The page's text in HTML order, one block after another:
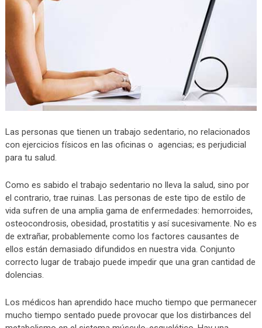
Las personas que tienen un trabajo sedentario, no relacionados
con ejercicios físicos en las oficinas o agencias; es perjudicial
para tu salud.
Como es sabido el trabajo sedentario no lleva la salud, sino por
el contrario, trae ruinas. Las personas de este tipo de estilo de
vida sufren de una amplia gama de enfermedades: hemorroides,
osteocondrosis, obesidad, prostatitis y así sucesivamente. No es
de extrañar, probablemente como los factores causantes de
ellos están demasiado difundidos en nuestra vida. Conjunto
correcto lugar de trabajo puede impedir que una gran cantidad de
dolencias.
Los médicos han aprendido hace mucho tiempo que permanecer
mucho tiempo sentado puede provocar que los distirbances del